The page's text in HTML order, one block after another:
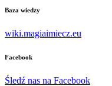
Baza wiedzy
wiki.magiaimiecz.eu
Facebook
Śledź nas na Facebook